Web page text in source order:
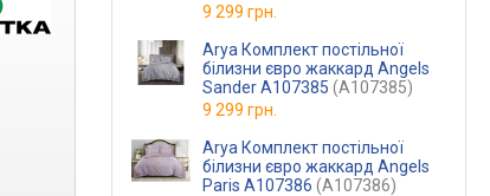
9 299 грн.
Arya Комплект постільної
білизни євро жаккард Angels
Sander A107385 (A107385)
9 299 грн.
Arya Комплект постільної
білизни євро жаккард Angels
Paris A107386 (A107386)